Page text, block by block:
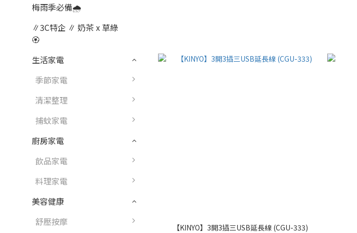
梅雨季必備🌧️
∥3C特企 ∥ 奶茶 x 草綠
🏵
生活家電
季節家電
清潔整理
捕蚊家電
廚房家電
飲品家電
料理家電
美容健康
舒壓按摩
【KINYO】3開3插三USB延長線 (CGU-333)